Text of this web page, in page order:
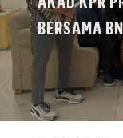
BERSAMA